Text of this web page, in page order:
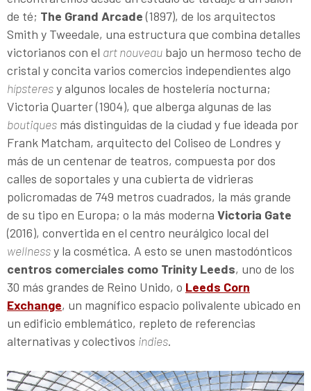
de té; The Grand Arcade(1897), de los arquitectos
Smith y Tweedale, una estructura que combina detalles
victorianos con el art nouveau bajo un hermoso techo de
cristal y concita varios comercios independientes algo
hípsteresy algunos locales de hostelería nocturna;
Victoria Quarter (1904), que alberga algunas de las
boutiques más distinguidas de la ciudad y fue ideada por
Frank Matcham, arquitecto del Coliseo de Londres y
más de un centenar de teatros, compuesta por dos
calles de soportales y una cubierta de vidrieras
policromadas de 749 metros cuadrados, la más grande
de su tipo en Europa; o la más moderna Victoria Gate
(2016), convertida en el centro neurálgico local del
wellnessy la cosmética. A esto se unen mastodónticos
centros comerciales como Trinity Leeds, uno de los
30 más grandes de Reino Unido, o Leeds Corn
Exchange, un magnífico espacio polivalente ubicado en
un edificio emblemático, repleto de referencias
alternativas y colectivos indies.